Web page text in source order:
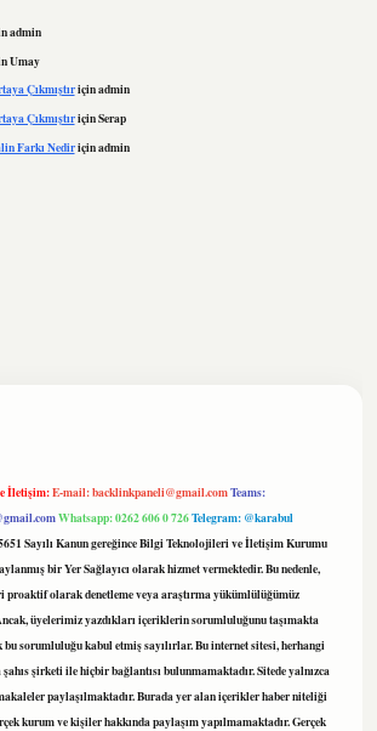
admin
Umay
Çıkmıştıriçinadmin
ÇıkmıştıriçinSerap
Farkı Nediriçinadmin
İletişim:E-mail:backlinkpaneli@gmail.comTeams:
Whatsapp: 0262 606 0 726Telegram: @karabul
Sayılı Kanun gereğince Bilgi Teknolojileri ve İletişim Kurumu
bir Yer Sağlayıcı olarak hizmet vermektedir. Bu nedenle,
proaktif olarak denetleme veya araştırma yükümlülüğümüz
üyelerimiz yazdıkları içeriklerin sorumluluğunu taşımakta
bu sorumluluğu kabul etmiş sayılırlar. Bu internet sitesi, herhangi
şirketi ile hiçbir bağlantısı bulunmamaktadır. Sitede yalnızca
paylaşılmaktadır. Burada yer alan içerikler haber niteliği
kurum ve kişiler hakkında paylaşım yapılmamaktadır. Gerçek